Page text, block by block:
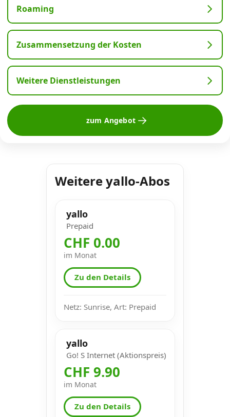
Roaming
Zusammensetzung der Kosten
Weitere Dienstleistungen
zum Angebot
Weitere yallo-Abos
yallo
Prepaid
CHF 0.00
im Monat
Zu den Details
Netz: Sunrise, Art: Prepaid
yallo
Go! S Internet (Aktionspreis)
CHF 9.90
im Monat
Zu den Details